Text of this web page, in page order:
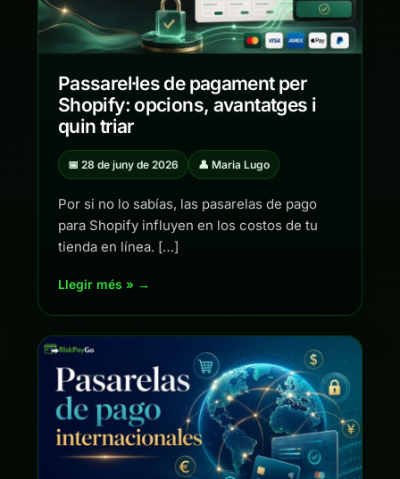
Passarel·les de pagament per
Shopify: opcions, avantatges i
quin triar
📅 28 de juny de 2026 👤 Maria Lugo
Por si no lo sabías, las pasarelas de pago
para Shopify influyen en los costos de tu
tienda en línea. […]
Llegir més » →